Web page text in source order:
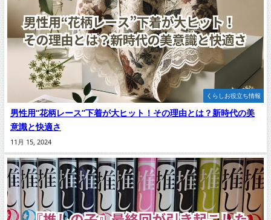
くらしお役立ち情報
男性用“花柄レース”下着が大ヒット！その理由とは？新時代の美
意識と快適さ
11月 15, 2024